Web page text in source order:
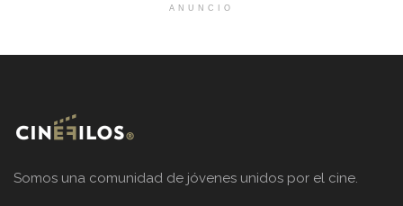
ANUNCIO
Somos una comunidad de jóvenes unidos por el cine.